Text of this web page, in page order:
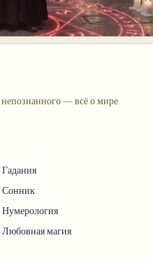
непознанного — всё о мире
Гадания
Сонник
Нумерология
Любовная магия